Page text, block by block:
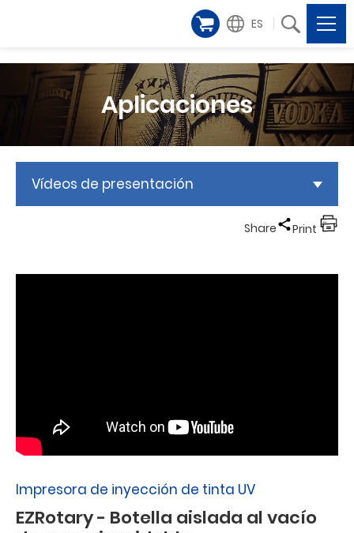
ES
Aplicaciones
Vídeos de presentación
Share Print
Impresora de inyección de tinta UV
EZRotary - Botella aislada al vacío